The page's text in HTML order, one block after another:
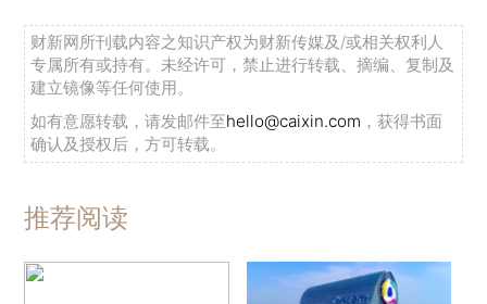
财新网所刊载内容之知识产权为财新传媒及/或相关权利人
专属所有或持有。未经许可，禁止进行转载、摘编、复制及
建立镜像等任何使用。
如有意愿转载，请发邮件至hello@caixin.com ，获得书面
确认及授权后，方可转载。
推荐阅读